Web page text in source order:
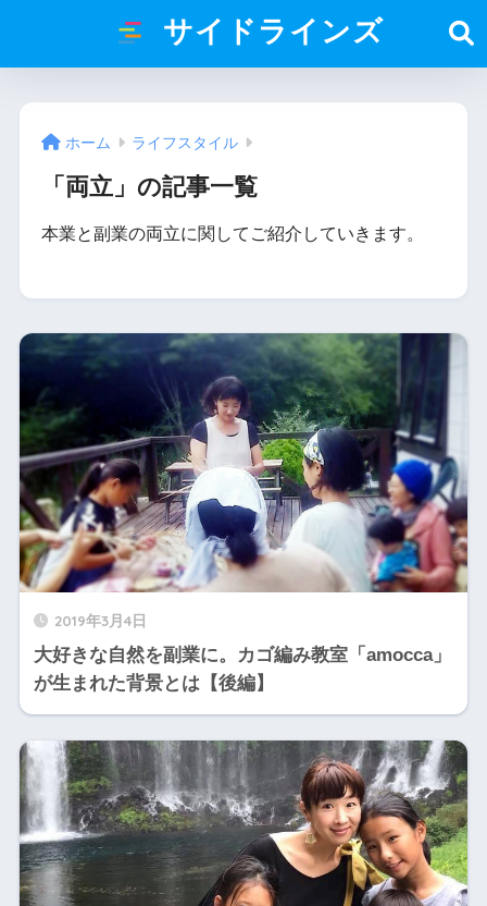
サイドラインズ
ホーム ライフスタイル
「両立」の記事一覧
本業と副業の両立に関してご紹介していきます。
2019年3月4日
大好きな自然を副業に。カゴ編み教室「amocca」
が生まれた背景とは【後編】